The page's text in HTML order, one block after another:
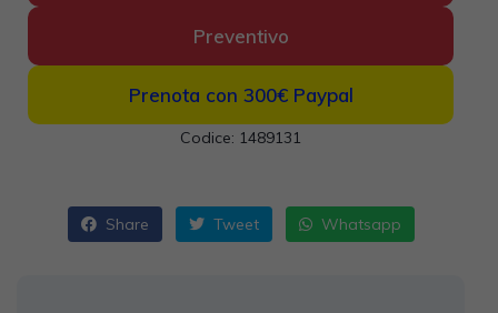
Preventivo
Prenota con 300€ Paypal
Codice: 1489131
Share Tweet Whatsapp